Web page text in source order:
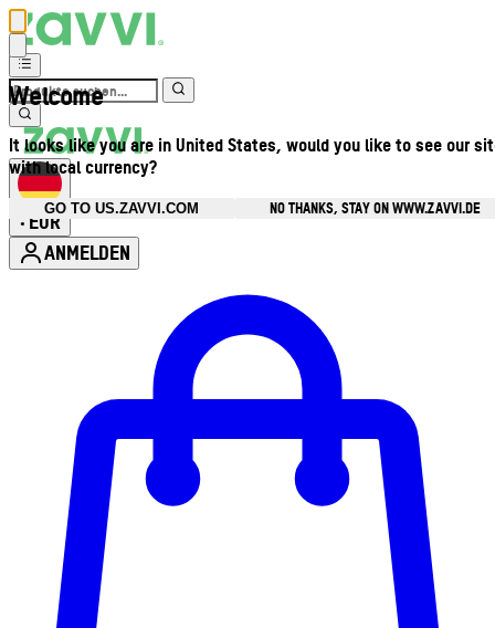
Welcome
It looks like you are in United States, would you like to see our
with local currency?
GO TO US.ZAVVI.COM
NO THANKS, STAY ON WWW.ZAVVI.DE
• EUR
ANMELDEN